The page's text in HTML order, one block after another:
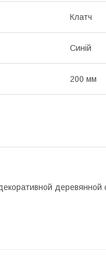
Клатч
Синій
200 мм
деревянной